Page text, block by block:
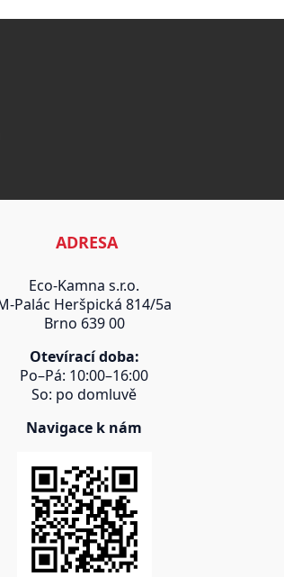
Eco-Kamna s.r.o.
Palác Heršpická 814/5a
Brno 639 00
Otevírací doba:
Po–Pá: 10:00–16:00
So: po domluvě
Navigace k nám